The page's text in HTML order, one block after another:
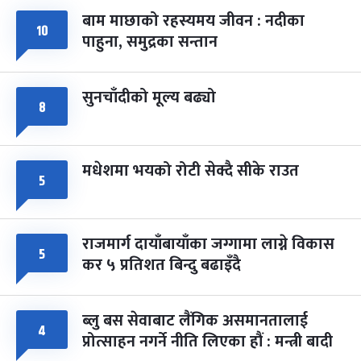
८ फागुपूर्णिमा
चैत्र ८, २०८३-Mar 22, 2027
७ महिना बाँकी
१० बाम माछाको रहस्यमय जीवन : नदीका
पाहुना, समुद्रका सन्तान
८ सुनचाँदीको मूल्य बढ्यो
५ मधेशमा भयको रोटी सेक्दै सीके राउत
५ राजमार्ग दायाँबायाँका जग्गामा लाग्ने विकास
कर ५ प्रतिशत बिन्दु बढाइँदै
४ ब्लु बस सेवाबाट लैंगिक असमानतालाई
प्रोत्साहन नगर्ने नीति लिएका हौं : मन्त्री बादी